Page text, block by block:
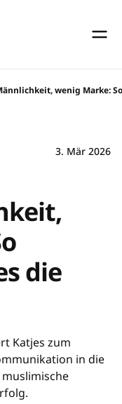
wenig Marke:
3. Mär 2026
die
Katjes zum
in die